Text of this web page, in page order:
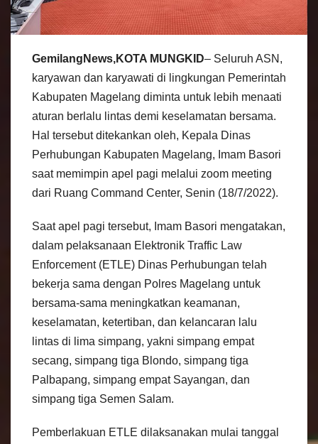
GemilangNews,KOTA MUNGKID– Seluruh ASN,
karyawan dan karyawati di lingkungan Pemerintah
Kabupaten Magelang diminta untuk lebih menaati
aturan berlalu lintas demi keselamatan bersama.
Hal tersebut ditekankan oleh, Kepala Dinas
Perhubungan Kabupaten Magelang, Imam Basori
saat memimpin apel pagi melalui zoom meeting
dari Ruang Command Center, Senin (18/7/2022).
Saat apel pagi tersebut, Imam Basori mengatakan,
dalam pelaksanaan Elektronik Traffic Law
Enforcement (ETLE) Dinas Perhubungan telah
bekerja sama dengan Polres Magelang untuk
bersama-sama meningkatkan keamanan,
keselamatan, ketertiban, dan kelancaran lalu
lintas di lima simpang, yakni simpang empat
secang, simpang tiga Blondo, simpang tiga
Palbapang, simpang empat Sayangan, dan
simpang tiga Semen Salam.
Pemberlakuan ETLE dilaksanakan mulai tanggal